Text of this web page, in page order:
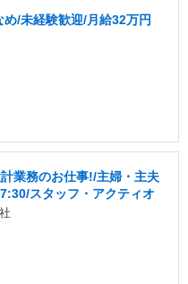
/未経験歓迎/月給32万円
業務のお仕事!/主婦・主夫
スタッフ・アクティオ